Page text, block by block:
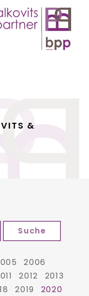
&
Suche
2006
2012
2013
2019
2020